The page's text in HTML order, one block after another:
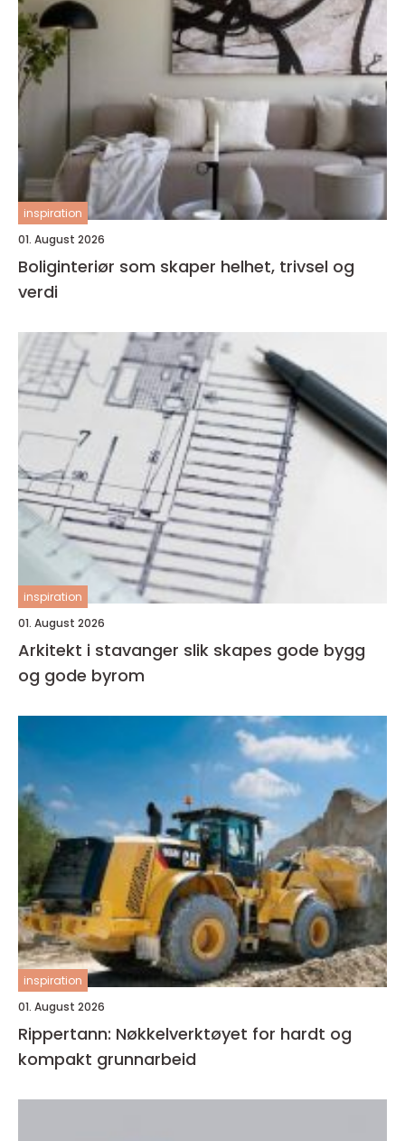
inspiration
01. August 2026
Boliginteriør som skaper helhet, trivsel og
verdi
inspiration
01. August 2026
Arkitekt i stavanger slik skapes gode bygg
og gode byrom
inspiration
01. August 2026
Rippertann: Nøkkelverktøyet for hardt og
kompakt grunnarbeid